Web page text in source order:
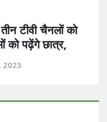
टीवी चैनलों को
पढ़ेंगे छात्र,
2023